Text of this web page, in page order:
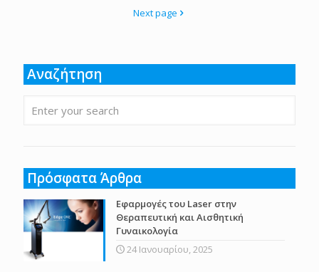
Next page
Αναζήτηση
Πρόσφατα Άρθρα
Εφαρμογές του Laser στην
Θεραπευτική και Αισθητική
Γυναικολογία
24 Ιανουαρίου, 2025